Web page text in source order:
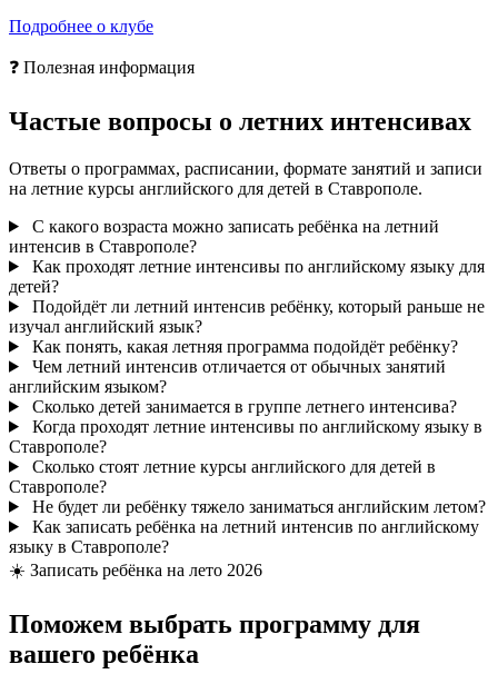
Подробнее о клубе
❓ Полезная информация
Частые вопросы о летних интенсивах
Ответы о программах, расписании, формате занятий и записи
на летние курсы английского для детей в Ставрополе.
С какого возраста можно записать ребёнка на летний
интенсив в Ставрополе?
Как проходят летние интенсивы по английскому языку для
детей?
Подойдёт ли летний интенсив ребёнку, который раньше не
изучал английский язык?
Как понять, какая летняя программа подойдёт ребёнку?
Чем летний интенсив отличается от обычных занятий
английским языком?
Сколько детей занимается в группе летнего интенсива?
Когда проходят летние интенсивы по английскому языку в
Ставрополе?
Сколько стоят летние курсы английского для детей в
Ставрополе?
Не будет ли ребёнку тяжело заниматься английским летом?
Как записать ребёнка на летний интенсив по английскому
языку в Ставрополе?
☀️ Записать ребёнка на лето 2026
Поможем выбрать программу для
вашего ребёнка